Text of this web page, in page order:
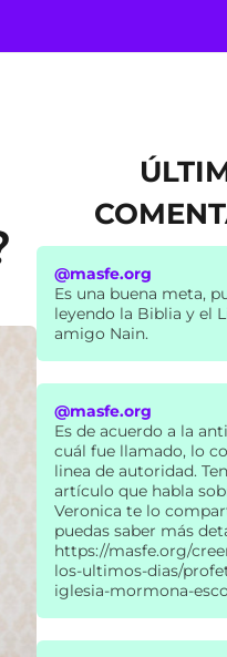
@masfe.org
Es una buena meta,
leyendo la Biblia y el
amigo Nain.
@masfe.org
Es de acuerdo a la
cuál fue llamado, lo
linea de autoridad.
artículo que habla
Veronica te lo
puedas saber más
https://masfe.org/
los-ultimos-dias/
iglesia-mormona-